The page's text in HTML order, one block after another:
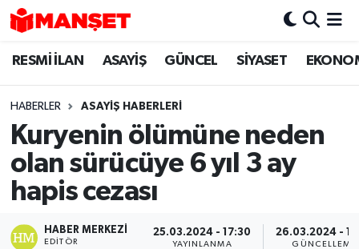
RESMİ İLAN ASAYİŞ GÜNCEL SİYASET
HABERLER ASAYİŞ HABERLERİ
Kuryenin ölümüne neden
olan sürücüye 6 yıl 3 ay
hapis cezası
HABER MERKEZI
EDITÖR
25.03.2024 - 17:30
YAYINLANMA
26.03.2024 -
GÜNCELLEME
Hava Durumu
Trafik Durumu
Süper Lig Puan Durumu ve Fikstür
Tüm Manşetler
Son Dakika Haberleri